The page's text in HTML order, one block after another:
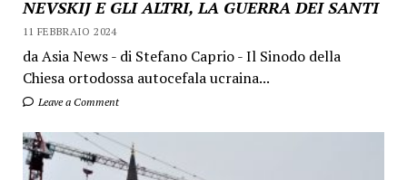
NEVSKIJ E GLI ALTRI, LA GUERRA DEI SANTI
11 FEBBRAIO 2024
da Asia News - di Stefano Caprio - Il Sinodo della
Chiesa ortodossa autocefala ucraina...
Leave a Comment